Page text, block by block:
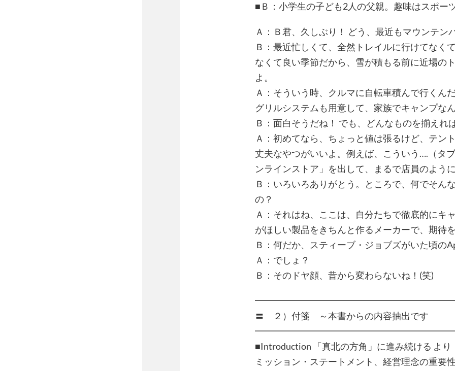
■Ｂ：小学生の子ども2人の父親。趣味はスポー
Ａ：Ｂ君、久しぶり！ どう、最近もマウンテン
Ｂ：最近忙しくて、全然トレイルに行けてなく
なくて良い季節だから、雪が積もる前に近場の
よ。
Ａ：そういう時、クルマに自転車積んで行くん
グリルシステムも用意して、家族でキャンプな
Ｂ：面白そうだね！ でも、どんなものを揃えれ
Ａ：初めてなら、ちょっと値は張るけど、テン
丈夫なやつがいいよ。例えば、こういう….（タ
ンラインストア」を出して、まるで店員のよう
Ｂ：いろいろありがとう。ところで、何でそん
の？
Ａ：それはね、ここは、自分たちで徹底的にキ
がほしい製品をきちんと作るメーカーで、期待
Ｂ：何だか、スティーブ・ジョブズがいた頃の
Ａ：でしょ？
Ｂ：そのドヤ顔、昔から変わらないね！(笑)
〓 ２）付箋 ～本書からの
■Introduction 「真北の方角」に進み続ける より
ミッション・ステートメント、経営理念の重要